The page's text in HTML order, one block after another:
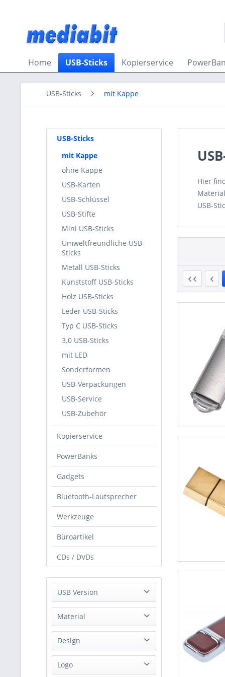
Home USB-Sticks Kopierservice
USB-Sticks mit Kappe
USB-Sticks
mit Kappe
ohne Kappe
USB-Karten
USB-Schlüssel
USB-Stifte
Mini USB-Sticks
Umweltfreundliche USB-
Sticks
Metall USB-Sticks
Kunststoff USB-Sticks
Holz USB-Sticks
Leder USB-Sticks
Typ C USB-Sticks
3.0 USB-Sticks
mit LED
Sonderformen
USB-Verpackungen
USB-Service
USB-Zubehör
Kopierservice
PowerBanks
Gadgets
Bluetooth-Lautsprecher
Werkzeuge
Büroartikel
CDs / DVDs
USB Version
USB 2.0
USB 3.0
Material
Metall
Papier
Kunststoff
Design
mit Kappe
Logo
Hier
USB-